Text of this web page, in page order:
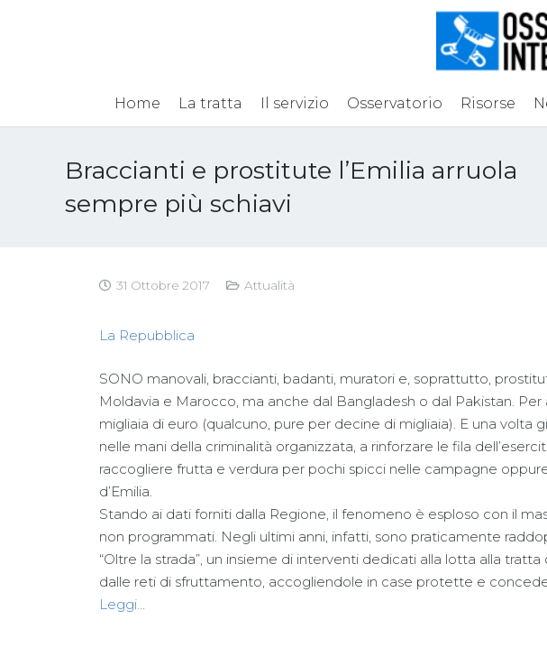
Home La tratta Il servizio Osservatorio Risorse
Braccianti e prostitute l’Emilia arruola
sempre più schiavi
31 Ottobre 2017 Attualità
La Repubblica
SONO manovali, braccianti, badanti, muratori e, soprattutto,
Moldavia e Marocco, ma anche dal Bangladesh o dal Pakistan.
migliaia di euro (qualcuno, pure per decine di migliaia). E una volta
nelle mani della criminalità organizzata, a rinforzare le fila
raccogliere frutta e verdura per pochi spicci nelle campagne
d’Emilia.
Stando ai dati forniti dalla Regione, il fenomeno è esploso con il
non programmati. Negli ultimi anni, infatti, sono praticamente
“Oltre la strada”, un insieme di interventi dedicati alla lotta alla
dalle reti di sfruttamento, accogliendole in case protette e
Leggi…